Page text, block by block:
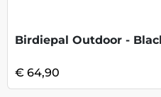
Birdiepal Outdoor -
€ 64,90